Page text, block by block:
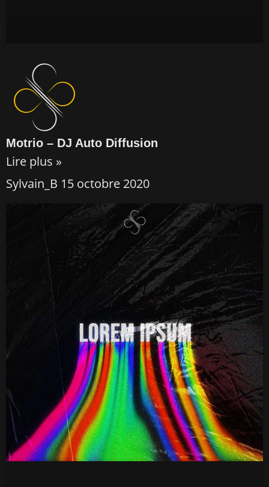
Motrio – DJ Auto Diffusion
Lire plus »
Sylvain_B 15 octobre 2020